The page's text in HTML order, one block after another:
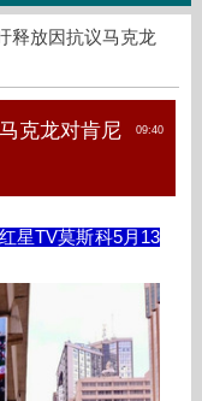
释放因抗议马克龙
09:40
克龙对肯尼
星TV莫斯科5月13